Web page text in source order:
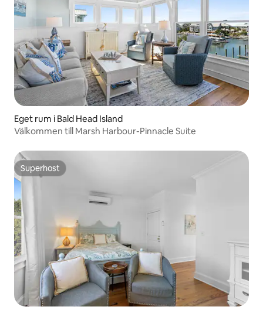
Eget rum i Bald Head Island
Välkommen till Marsh Harbour-Pinnacle Suite
Superhost
Superhost